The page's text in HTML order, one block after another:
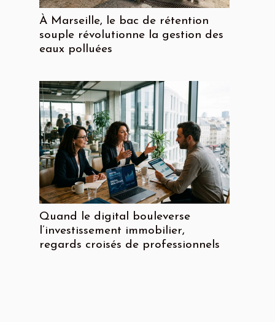
À Marseille, le bac de rétention
souple révolutionne la gestion des
eaux polluées
Quand le digital bouleverse
l’investissement immobilier,
regards croisés de professionnels